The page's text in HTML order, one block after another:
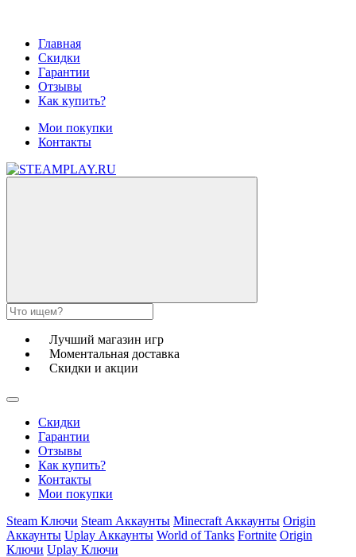
Главная
Скидки
Гарантии
Отзывы
Как купить?
Мои покупки
Контакты
Лучший магазин игр
Моментальная доставка
Скидки и акции
Скидки
Гарантии
Отзывы
Как купить?
Контакты
Мои покупки
Steam Ключи Steam Аккаунты Minecraft Аккаунты Origin
Аккаунты Uplay Аккаунты World of Tanks Fortnite Origin
Ключи Uplay Ключи